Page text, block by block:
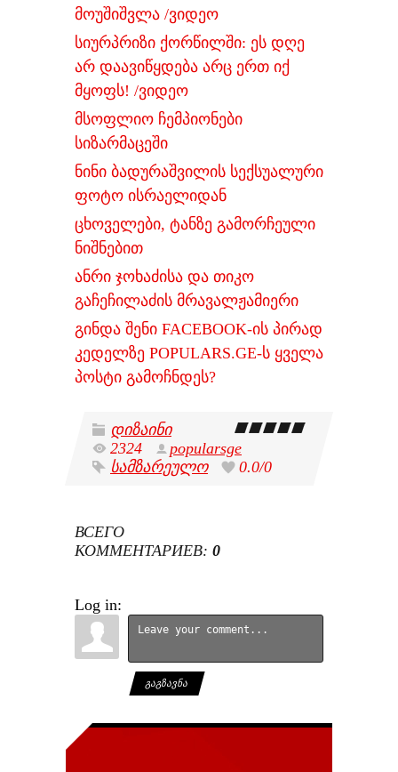
მოუშიშვლა /ვიდეო
სიურპრიზი ქორწილში: ეს დღე
არ დაავიწყდება არც ერთ იქ
მყოფს! /ვიდეო
მსოფლიო ჩემპიონები
სიზარმაცეში
ნინი ბადურაშვილის სექსუალური
ფოტო ისრაელიდან
ცხოველები, ტანზე გამორჩეული
ნიშნებით
ანრი ჯოხაძისა და თიკო
გაჩეჩილაძის მრავალჟამიერი
გინდა შენი FACEBOOK-ის პირად
კედელზე POPULARS.GE-ს ყველა
პოსტი გამოჩნდეს?
დიზაინი
2324
popularsge
სამზარეულო
0.0/0
ВСЕГО
КОММЕНТАРИЕВ: 0
Log in:
ᲒᲐᲒᲖᲐᲕᲜᲐ